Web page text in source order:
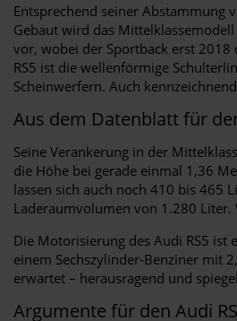
Entsprechend seiner Abstammung
Gebaut wird das
vor, wobei der Sportback erst 2018
RS5 ist die wellenförmige
Scheinwerfern. Auch
Aus dem Datenblatt für
Seine Verankerung in der
die Höhe bei gerade einmal 1,36
lassen sich auch noch 410 bis 465
Laderaumvolumen von 1.280 Liter.
Die Motorisierung des Audi RS5
einem Sechszylinder-Benziner mit
erwartet – herausragend und
Argumente für den Audi